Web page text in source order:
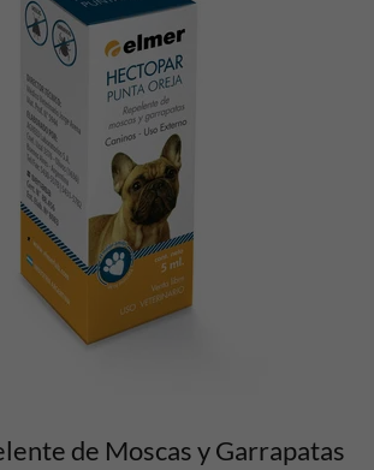
de Moscas y Garrapatas